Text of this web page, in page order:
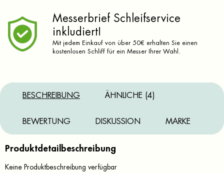
Messerbrief Schleifservice
inkludiert!
Mit jedem Einkauf von über 50€ erhalten Sie einen
kostenlosen Schliff für ein Messer Ihrer Wahl.
BESCHREIBUNG ÄHNLICHE (4)
BEWERTUNG DISKUSSION MARKE
Produktdetailbeschreibung
Keine Produktbeschreibung verfügbar